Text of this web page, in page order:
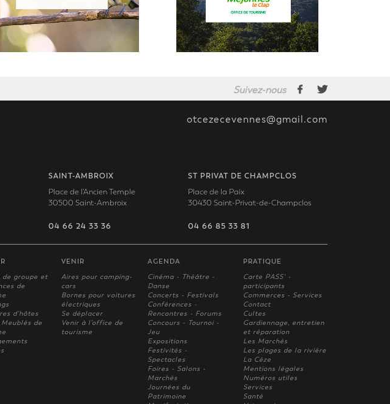
Suivez-nous
otcezecevennes@gmail.com
SAINT-AMBROIX
Place de l'Ancien Temple
30500 Saint-Ambroix
04 66 24 33 36
ST PRIVAT DE CHAMPCLOS
Place de la Paix
30430 Saint-Privat-de-Champclos
04 66 85 33 81
de groupe et
de
d'hôtes
de
VENIR
Aires pour camping-
cars
Bornes pour voitures
électriques
Se déplacer
Venir à l'office de
tourisme
AGENDA
Cinéma - Théâtre -
Danse
Concerts - Festivals
Conférences -
Rencontres - Forums
Concours - Tournoi -
Jeu
Expositions
Festivités -
Spectacles
Foires - Salons -
Marchés
Journées du
Patrimoine
PRATIQUE
Carte PASS' -
participants
Commerces - Services
Contact
Cultes
Gardiennage, entretien
et réparation
Les Marchés
Les plages de la rivière
La Cèze
Mentions légales
Numéros utiles
Services
Santé